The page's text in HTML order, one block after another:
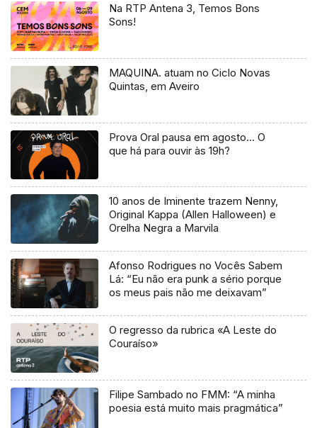
Na RTP Antena 3, Temos Bons
Sons!
MAQUINA. atuam no Ciclo Novas
Quintas, em Aveiro
Prova Oral pausa em agosto… O
que há para ouvir às 19h?
10 anos de Iminente trazem Nenny,
Original Kappa (Allen Halloween) e
Orelha Negra a Marvila
Afonso Rodrigues no Vocês Sabem
Lá: “Eu não era punk a sério porque
os meus pais não me deixavam”
O regresso da rubrica «A Leste do
Couraíso»
Filipe Sambado no FMM: “A minha
poesia está muito mais pragmática”